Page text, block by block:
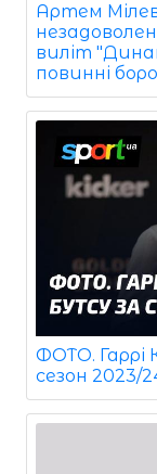
Артем
виліт
повинні
ФОТО. Гаррі
сезон 2023/